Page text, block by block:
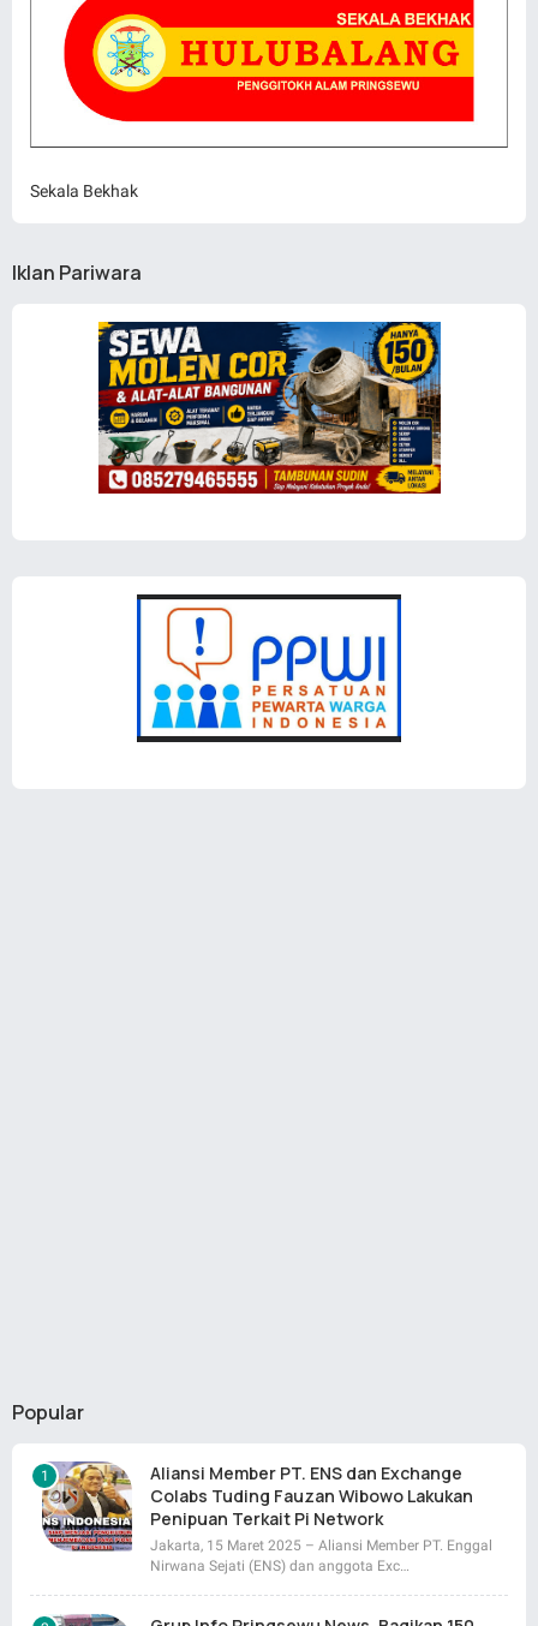
Sekala Bekhak
Iklan Pariwara
Popular
Aliansi Member PT. ENS dan Exchange
Colabs Tuding Fauzan Wibowo Lakukan
Penipuan Terkait Pi Network
Jakarta, 15 Maret 2025 – Aliansi Member PT. Enggal
Nirwana Sejati (ENS) dan anggota Exc…